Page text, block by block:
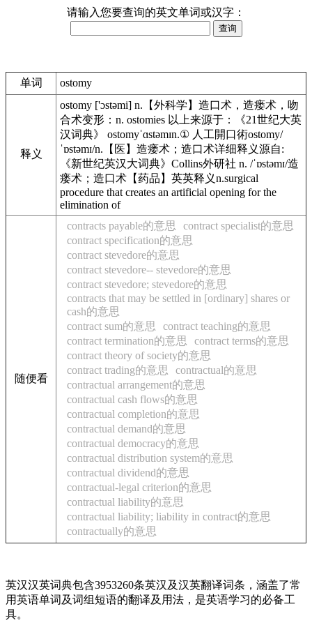
请输入您要查询的英文单词或汉字：
单词 ostomy
释义
ostomy ['ɔstəmi] n.【外科学】造口术，造瘘术，吻
合术变形：n. ostomies 以上来源于：《21世纪大英
汉词典》 ostomyˈɑstəmɪn.① 人工開口術ostomy/
ˈɒstəmɪ/n.【医】造瘘术；造口术详细释义源自:
《新世纪英汉大词典》Collins外研社 n. /ˈɒstəmɪ/造
瘘术；造口术【药品】英英释义n.surgical
procedure that creates an artificial opening for the
elimination of
随便看
contracts payable的意思
contract specialist的意思
contract specification的意思
contract stevedore的意思
contract stevedore-- stevedore的意思
contract stevedore; stevedore的意思
contracts that may be settled in [ordinary] shares or
cash的意思
contract sum的意思
contract teaching的意思
contract termination的意思
contract terms的意思
contract theory of society的意思
contract trading的意思
contractual的意思
contractual arrangement的意思
contractual cash flows的意思
contractual completion的意思
contractual demand的意思
contractual democracy的意思
contractual distribution system的意思
contractual dividend的意思
contractual-legal criterion的意思
contractual liability的意思
contractual liability; liability in contract的意思
contractually的意思
英汉汉英词典包含3953260条英汉及汉英翻译词条，涵盖了常
用英语单词及词组短语的翻译及用法，是英语学习的必备工
具。